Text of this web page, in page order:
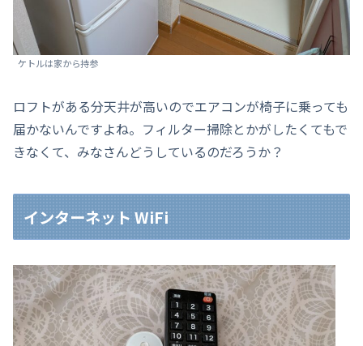
ケトルは家から持参
ロフトがある分天井が高いのでエアコンが椅子に乗っても
届かないんですよね。フィルター掃除とかがしたくてもで
きなくて、みなさんどうしているのだろうか？
インターネット WiFi